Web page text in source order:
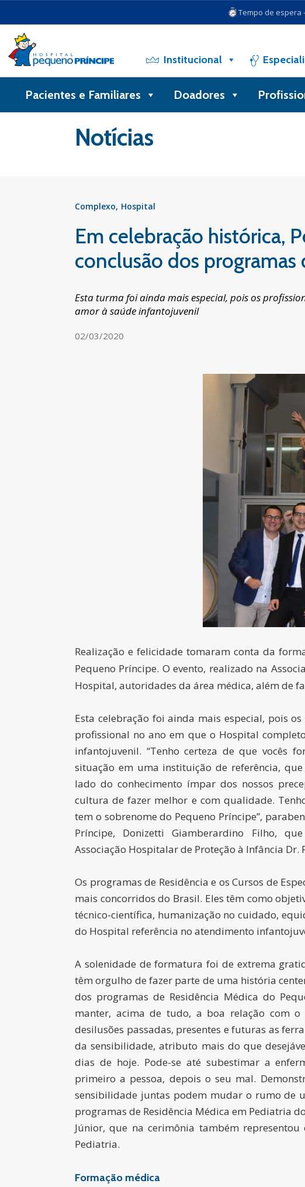
Tempo de espera
Institucional
Pacientes e Familiares Doadores
Notícias
Complexo Hospital
Em celebração histórica,
conclusão dos programas
Esta turma foi ainda mais especial, pois os
amor à saúde infantojuvenil
02/03/2020
Realização e felicidade tomaram conta da
Pequeno Príncipe. O evento, realizado na
Hospital, autoridades da área médica, além de
Esta celebração foi ainda mais especial, pois
profissional no ano em que o Hospital
infantojuvenil. “Tenho certeza de que vocês
situação em uma instituição de referência,
lado do conhecimento ímpar dos nossos
cultura de fazer melhor e com qualidade.
tem o sobrenome do Pequeno Príncipe”,
Príncipe, Donizetti Giamberardino Filho,
Associação Hospitalar de Proteção à Infância Dr.
Os programas de Residência e os Cursos de
mais concorridos do Brasil. Eles têm como
técnico-científica, humanização no cuidado,
do Hospital referência no atendimento
A solenidade de formatura foi de extrema
têm orgulho de fazer parte de uma história
dos programas de Residência Médica do
manter, acima de tudo, a boa relação com
desilusões passadas, presentes e futuras as
da sensibilidade, atributo mais do que
dias de hoje. Pode-se até subestimar a
primeiro a pessoa, depois o seu mal.
sensibilidade juntas podem mudar o rumo de
programas de Residência Médica em Pediatria
Júnior, que na cerimônia também
Pediatria.
Formação médica